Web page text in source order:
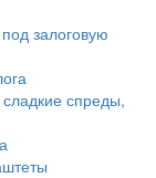
залоговую
спреды,